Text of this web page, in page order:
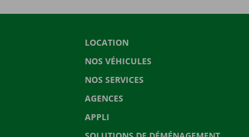
LOCATION
NOS VÉHICULES
NOS SERVICES
AGENCES
APPLI